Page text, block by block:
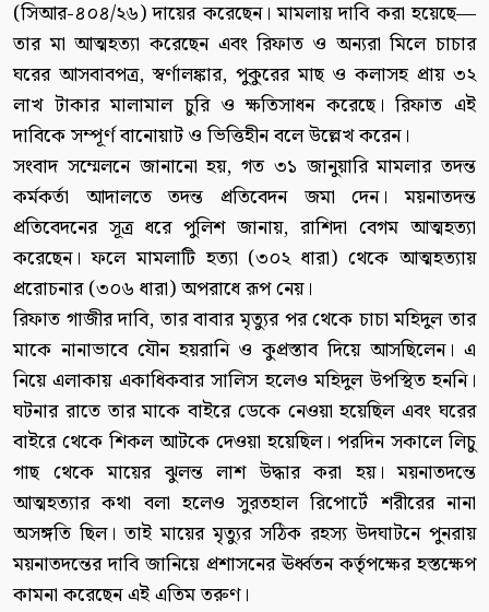
(সিআর-৪০৪/২৬) দায়ের করেছেন। মামলায় দাবি করা হয়েছে—
তার মা আত্মহত্যা করেছেন এবং রিফাত ও অন্যরা মিলে চাচার
ঘরের আসবাবপত্র, স্বর্ণালঙ্কার, পুকুরের মাছ ও কলাসহ প্রায় ৩২
লাখ টাকার মালামাল চুরি ও ক্ষতিসাধন করেছে। রিফাত এই
দাবিকে সম্পূর্ণ বানোয়াট ও ভিত্তিহীন বলে উল্লেখ করেন।
সংবাদ সম্মেলনে জানানো হয়, গত ৩১ জানুয়ারি মামলার তদন্ত
কর্মকর্তা আদালতে তদন্ত প্রতিবেদন জমা দেন। ময়নাতদন্ত
প্রতিবেদনের সূত্র ধরে পুলিশ জানায়, রাশিদা বেগম আত্মহত্যা
করেছেন। ফলে মামলাটি হত্যা (৩০২ ধারা) থেকে আত্মহত্যায়
প্ররোচনার (৩০৬ ধারা) অপরাধে রূপ নেয়।
রিফাত গাজীর দাবি, তার বাবার মৃত্যুর পর থেকে চাচা মহিদুল তার
মাকে নানাভাবে যৌন হয়রানি ও কুপ্রস্তাব দিয়ে আসছিলেন। এ
নিয়ে এলাকায় একাধিকবার সালিস হলেও মহিদুল উপস্থিত হননি।
ঘটনার রাতে তার মাকে বাইরে ডেকে নেওয়া হয়েছিল এবং ঘরের
বাইরে থেকে শিকল আটকে দেওয়া হয়েছিল। পরদিন সকালে লিচু
গাছ থেকে মায়ের ঝুলন্ত লাশ উদ্ধার করা হয়। ময়নাতদন্তে
আত্মহত্যার কথা বলা হলেও সুরতহাল রিপোর্টে শরীরের নানা
অসঙ্গতি ছিল। তাই মায়ের মৃত্যুর সঠিক রহস্য উদঘাটনে পুনরায়
ময়নাতদন্তের দাবি জানিয়ে প্রশাসনের ঊর্ধ্বতন কর্তৃপক্ষের হস্তক্ষেপ
কামনা করেছেন এই এতিম তরুণ।